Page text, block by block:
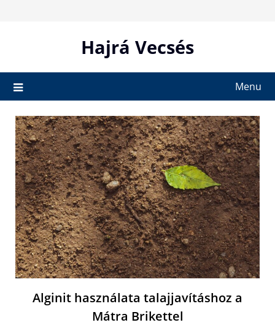
Hajrá Vecsés
Menu
Alginit használata talajjavításhoz a
Mátra Brikettel